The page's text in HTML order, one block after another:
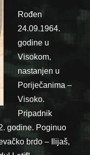
Rođen
24.09.1964.
godine u
Visokom,
nastanjen u
Poriječanima –
Visoko.
Pripadnik
godine. Poginuo
brdo – Ilijaš,